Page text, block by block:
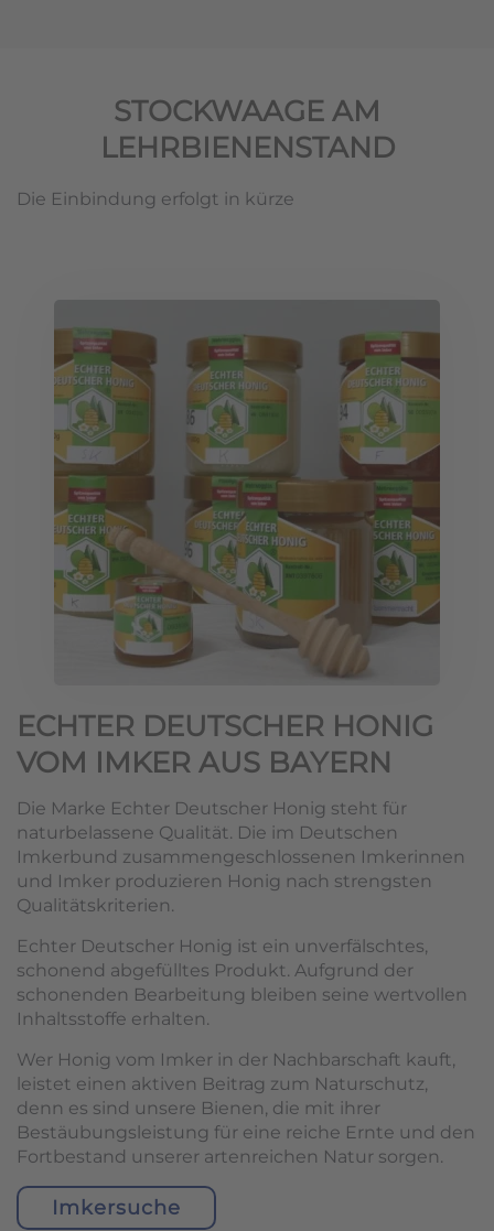
STOCKWAAGE AM
LEHRBIENENSTAND
Die Einbindung erfolgt in kürze
ECHTER DEUTSCHER HONIG
VOM IMKER AUS BAYERN
Die Marke Echter Deutscher Honig steht für
naturbelassene Qualität. Die im Deutschen
Imkerbund zusammengeschlossenen Imkerinnen
und Imker produzieren Honig nach strengsten
Qualitätskriterien.
Echter Deutscher Honig ist ein unverfälschtes,
schonend abgefülltes Produkt. Aufgrund der
schonenden Bearbeitung bleiben seine wertvollen
Inhaltsstoffe erhalten.
Wer Honig vom Imker in der Nachbarschaft kauft,
leistet einen aktiven Beitrag zum Naturschutz,
denn es sind unsere Bienen, die mit ihrer
Bestäubungsleistung für eine reiche Ernte und den
Fortbestand unserer artenreichen Natur sorgen.
Imkersuche